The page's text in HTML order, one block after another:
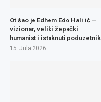
Otišao je Edhem Edo Halilić –
vizionar, veliki žepački
humanist i istaknuti poduzetnik
15. Jula 2026.